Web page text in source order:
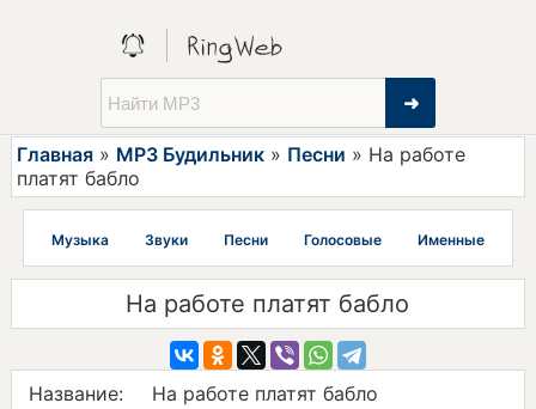
➜
Главная » MP3 Будильник » Песни » На работе
платят бабло
Музыка Звуки Песни Голосовые Именные
На работе платят бабло
Название:
На работе платят бабло